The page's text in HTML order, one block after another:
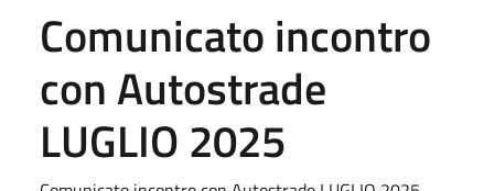
Comunicato incontro
con Autostrade
LUGLIO 2025